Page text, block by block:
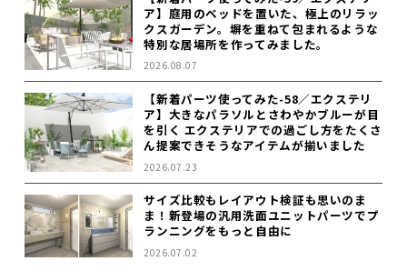
ア】庭用のベッドを置いた、極上のリラッ
クスガーデン。塀を重ねて包まれるような
特別な居場所を作ってみました。
2026.08.07
【新着パーツ使ってみた-58／エクステリ
ア】大きなパラソルとさわやかブルーが目
を引く エクステリアでの過ごし方をたくさ
ん提案できそうなアイテムが揃いました
2026.07.23
サイズ比較もレイアウト検証も思いのま
ま！新登場の汎用洗面ユニットパーツでプ
ランニングをもっと自由に
2026.07.02